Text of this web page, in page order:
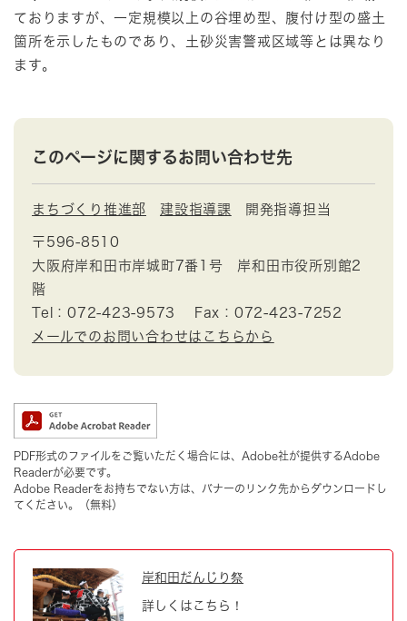
ておりますが、一定規模以上の谷埋め型、腹付け型の盛土
箇所を示したものであり、土砂災害警戒区域等とは異なり
ます。
このページに関するお問い合わせ先
まちづくり推進部 建設指導課 開発指導担当
〒596-8510
大阪府岸和田市岸城町7番1号 岸和田市役所別館2
階
Tel：072-423-9573
Fax：072-423-7252
メールでのお問い合わせはこちらから
PDF形式のファイルをご覧いただく場合には、Adobe社が提供するAdobe
Readerが必要です。
Adobe Readerをお持ちでない方は、バナーのリンク先からダウンロードし
てください。（無料）
岸和田だんじり祭
詳しくはこちら！